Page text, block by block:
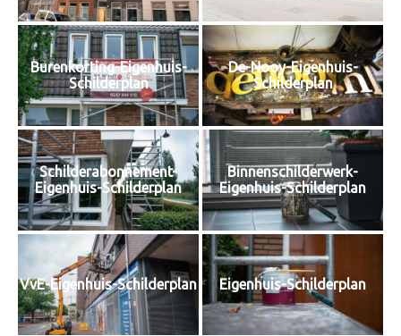
Burenkorting-Eigenhuis-
Schilderplan
De-Nooy-Eigenhuis-
Schilderplan
Schilderabonnement-
Eigenhuis-Schilderplan
Binnenschilderwerk-
Eigenhuis-Schilderplan
VvE-Eigenhuis-Schilderplan Eigenhuis-Schilderplan